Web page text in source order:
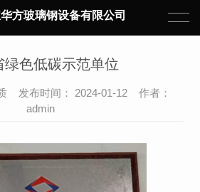
方玻璃钢设备有限公司
绿色低碳示范单位
发布时间： 2024-01-12 作者：
admin